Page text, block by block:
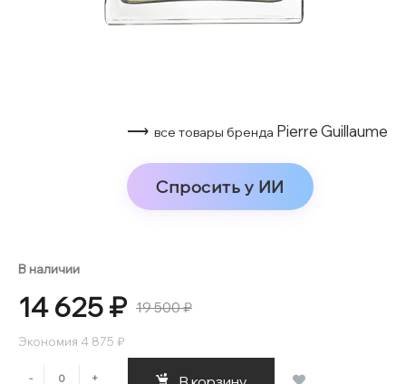
⟶ все товары бренда Pierre Guillaume
Спросить у ИИ
В наличии
14 625 ₽ 19 500 ₽
Экономия 4 875 ₽
- +